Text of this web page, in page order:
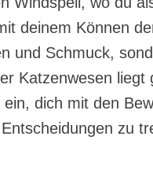
deinem Können
und Schmuck,
Katzenwesen liegt
dich mit den
zu